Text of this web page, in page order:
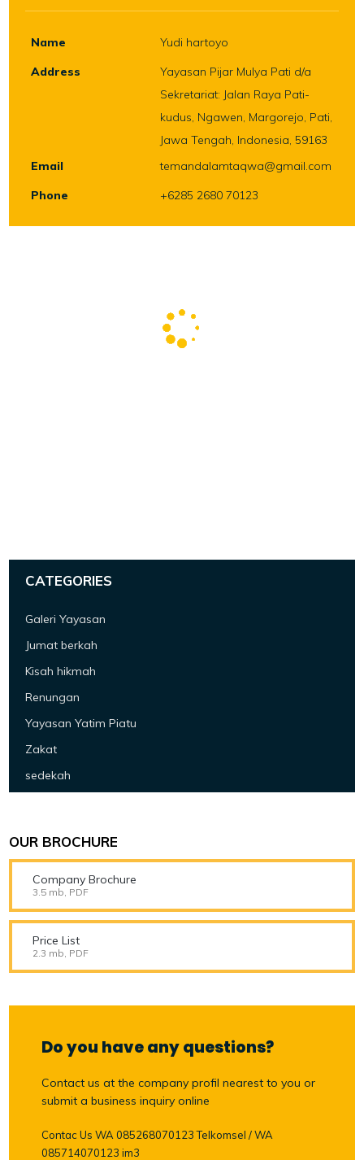
Name
Yudi hartoyo
Address
Yayasan Pijar Mulya Pati d/a
Sekretariat: Jalan Raya Pati-
kudus, Ngawen, Margorejo, Pati,
Jawa Tengah, Indonesia, 59163
Email
temandalamtaqwa@gmail.com
Phone
+6285 2680 70123
CATEGORIES
Galeri Yayasan
Jumat berkah
Kisah hikmah
Renungan
Yayasan Yatim Piatu
Zakat
sedekah
OUR BROCHURE
Company Brochure
3.5 mb, PDF
Price List
2.3 mb, PDF
Do you have any questions?
Contact us at the company profil nearest to you or
submit a business inquiry online
Contac Us WA 085268070123 Telkomsel / WA
085714070123 im3